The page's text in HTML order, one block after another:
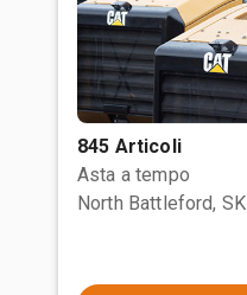
845 Articoli
Asta a tempo
North Battleford, SK